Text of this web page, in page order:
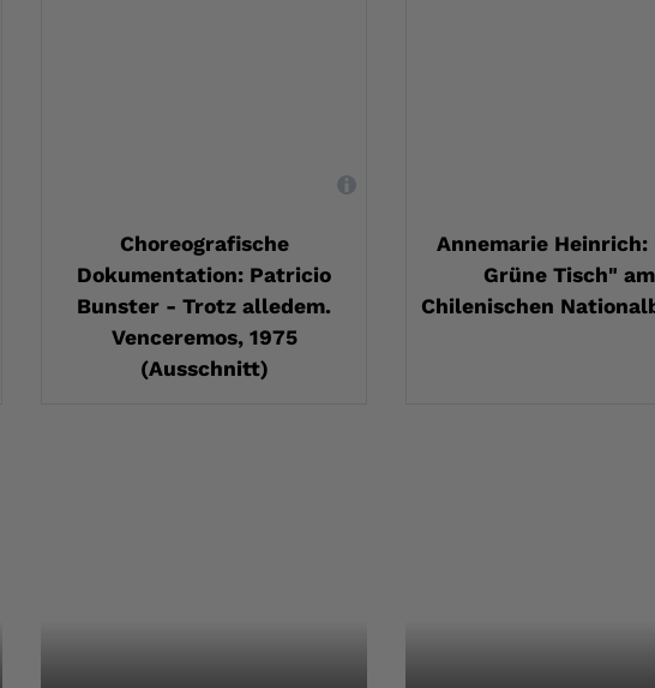
,
Choreografische
Dokumentation: Patricio
Bunster - Trotz alledem.
Venceremos, 1975
(Ausschnitt)
Annemarie Heinrich:
Grüne Tisch" am
Chilenischen